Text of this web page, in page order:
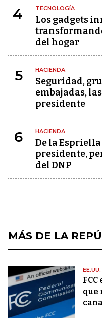
4 TECNOLOGÍA
Los gadgets
del hogar
5 HACIENDA
Seguridad,
embajadas,
presidente
6 HACIENDA
De la
presidente,
del DNP
MÁS DE LA
EE.UU.
que